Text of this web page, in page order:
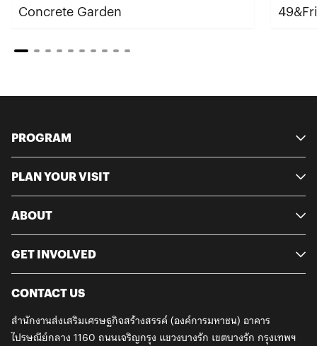
Concrete Garden
PROGRAM
PLAN YOUR VISIT
ABOUT
GET INVOLVED
CONTACT US
สำนักงานส่งเสริมเศรษฐกิจสร้างสรรค์ (องค์การมหาชน) อาคาร
ไปรษณีย์กลาง 1160 ถนนเจริญกรุง แขวงบางรัก เขตบางรัก กรุงเทพฯ